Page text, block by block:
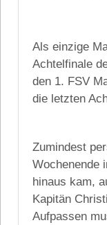
Als einzige
Achtelfinale
den 1. FSV
die letzten
Zumindest
Wochenende
hinaus kam,
Kapitän
Aufpassen